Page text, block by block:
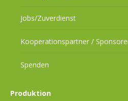
Jobs/Zuverdienst
Kooperationspartner /
Spenden
Produktion